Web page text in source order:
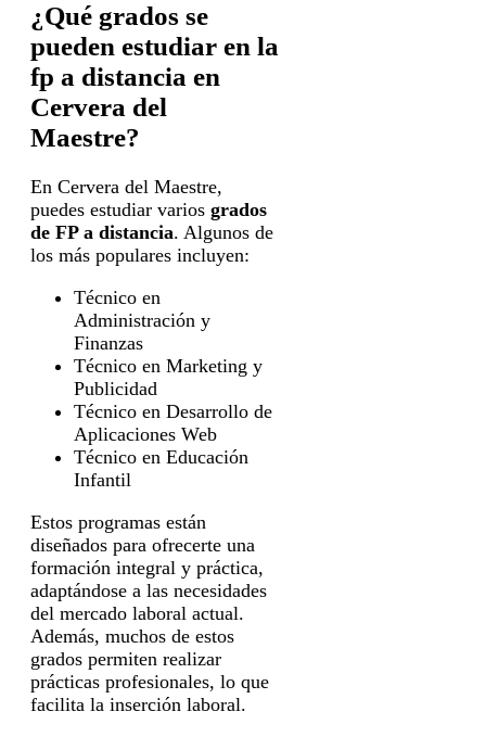
¿Qué grados se
pueden estudiar en la
fp a distancia en
Cervera del
Maestre?
En Cervera del Maestre,
puedes estudiar varios grados
de FP a distancia. Algunos de
los más populares incluyen:
Técnico en
Administración y
Finanzas
Técnico en Marketing y
Publicidad
Técnico en Desarrollo de
Aplicaciones Web
Técnico en Educación
Infantil
Estos programas están
diseñados para ofrecerte una
formación integral y práctica,
adaptándose a las necesidades
del mercado laboral actual.
Además, muchos de estos
grados permiten realizar
prácticas profesionales, lo que
facilita la inserción laboral.